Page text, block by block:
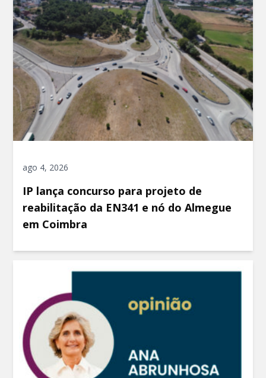
ago 4, 2026
IP lança concurso para projeto de
reabilitação da EN341 e nó do Almegue
em Coimbra